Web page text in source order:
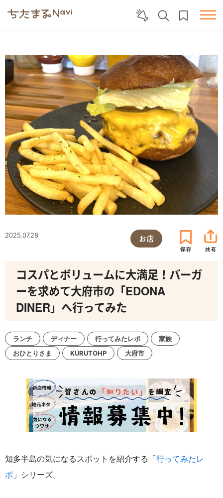
2025.07.28 お店
コスパとボリュームに大満足！バーガ
ーを求めて大府市の「EDONA
DINER」へ行ってみた
ランチ ディナー 行ってみたレポ
家族
おひとりさま
KURUTOHP 大府市
知多半島の気になるスポットを紹介する「行ってみたレ
ポ 」シリーズ。